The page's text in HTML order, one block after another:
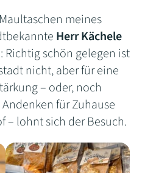
meines
Herr Kächele
Richtig schön gelegen ist
nicht, aber für eine
– oder, noch
für Zuhause
– lohnt sich der Besuch.